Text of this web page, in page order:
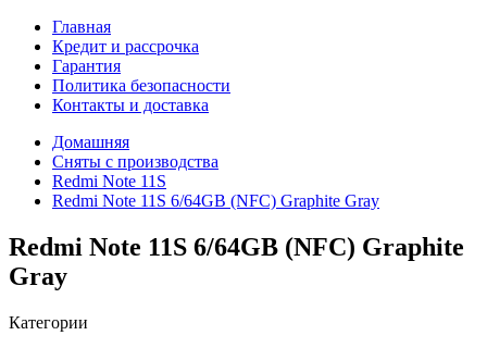
Главная
Кредит и рассрочка
Гарантия
Политика безопасности
Контакты и доставка
Домашняя
Сняты с производства
Redmi Note 11S
Redmi Note 11S 6/64GB (NFC) Graphite Gray
Redmi Note 11S 6/64GB (NFC) Graphite
Gray
Категории